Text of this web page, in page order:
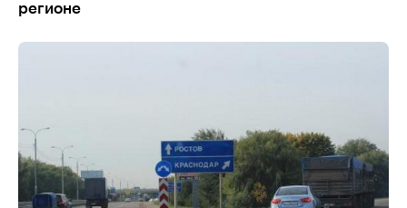
регионе